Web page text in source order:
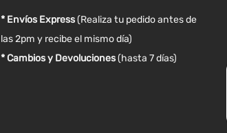
producto
* Envíos Express(Realiza tu pedido antes de
las 2pm y recibe el mismo día)
* Cambios y Devoluciones (hasta 7 días)